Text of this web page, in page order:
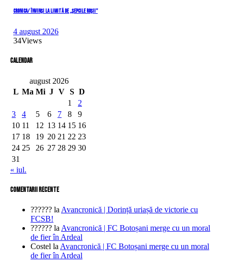
CRONICA/ Învinși la limită de „Șepcile Roșii”
4 august 2026
34Views
Calendar
august 2026
L Ma Mi J V S D
1
2
3
4 5 6 7 8
9
10 11 12 13 14 15 16
17 18 19 20 21 22 23
24 25 26 27 28 29 30
31
« iul.
comentarii recente
?????? la Avancronică | Dorință uriașă de victorie cu
FCSB!
?????? la Avancronică | FC Botoșani merge cu un moral
de fier în Ardeal
Costel la Avancronică | FC Botoșani merge cu un moral
de fier în Ardeal